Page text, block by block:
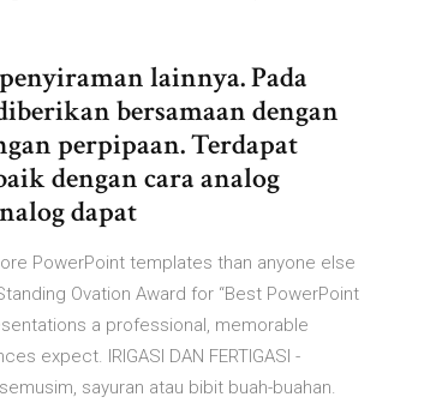
lainnya. Pada
bersamaan dengan
perpipaan. Terdapat
dengan cara analog
dapat
PowerPoint templates than anyone else
Ovation Award for “Best PowerPoint
a professional, memorable
expect. IRIGASI DAN FERTIGASI -
sayuran atau bibit buah-buahan.